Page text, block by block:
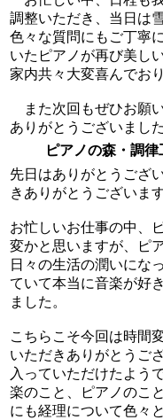
調整いただき、当日は
色々な質問にもご丁寧
いたピアノが再び美し
家内共々大変喜んでおり
また次回もぜひお願
ありがとうございました
ピアノの森・調
先日はありがとうござ
きありがとうございます
お忙しいお仕事の中、
変かと思いますが、ピ
日々の生活の潤いにな
ていて本当に音楽が好
ました。
こちらこそ今回は時間
いただきありがとうご
入っていただけたよう
楽のこと、ピアノのこ
にも経理について色々